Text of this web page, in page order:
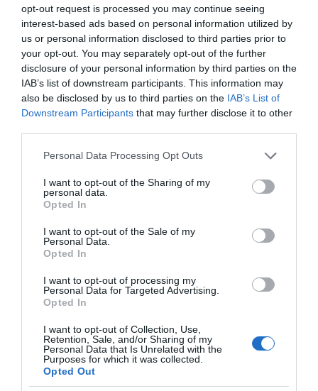
opt-out request is processed you may continue seeing
interest-based ads based on personal information utilized by
us or personal information disclosed to third parties prior to
your opt-out. You may separately opt-out of the further
disclosure of your personal information by third parties on the
IAB’s list of downstream participants. This information may
also be disclosed by us to third parties on the IAB’s List of
Downstream Participants that may further disclose it to other
Please note that this website/app uses one or more Google
not limited to your visit or usage behaviour. You may click to
grant or deny consent to Google and its third-party tags to
use your data for below specified purposes in below Google
consent section.
Personal Data Processing Opt Outs
I want to opt-out of the Sharing of my
personal data.
Opted In
I want to opt-out of the Sale of my
Personal Data.
Opted In
I want to opt-out of processing my
Personal Data for Targeted Advertising.
Opted In
I want to opt-out of Collection, Use,
Retention, Sale, and/or Sharing of my
Personal Data that Is Unrelated with the
Purposes for which it was collected.
Opted Out
Κίνηση Τώρα: Live Χάρτης Αθήνας